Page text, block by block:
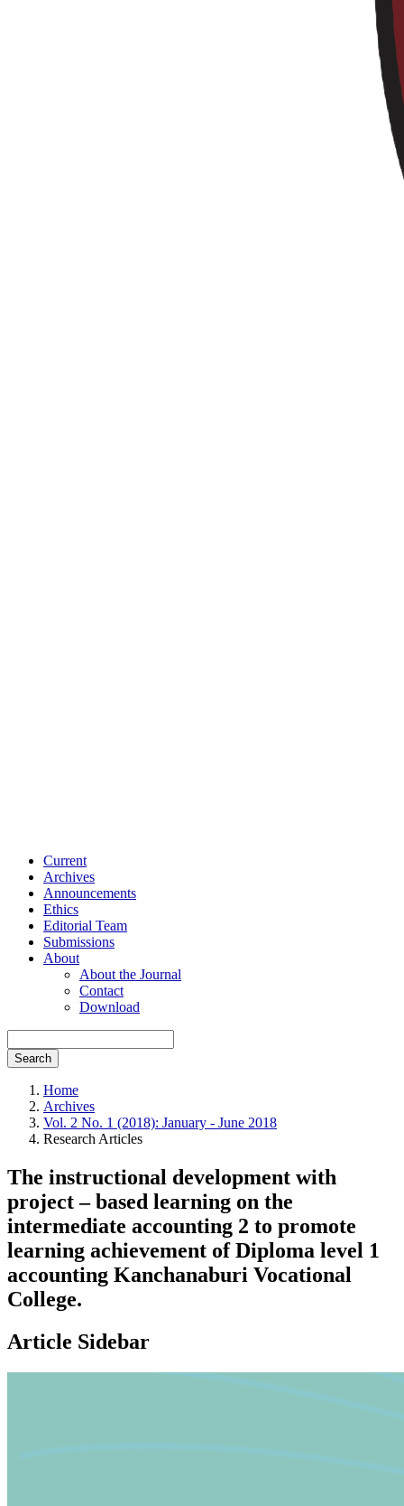
Current
Archives
Announcements
Ethics
Editorial Team
Submissions
About
About the Journal
Contact
Download
Search
Home
Archives
Vol. 2 No. 1 (2018): January - June 2018
Research Articles
The instructional development with
project – based learning on the
intermediate accounting 2 to promote
learning achievement of Diploma level 1
accounting Kanchanaburi Vocational
College.
Article Sidebar